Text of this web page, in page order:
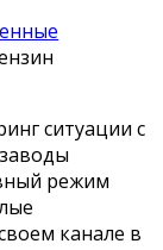
ситуации с
режим
канале в